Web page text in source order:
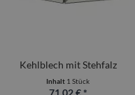
Kehlblech mit Stehfalz
Inhalt 1 Stück
71,02 € *